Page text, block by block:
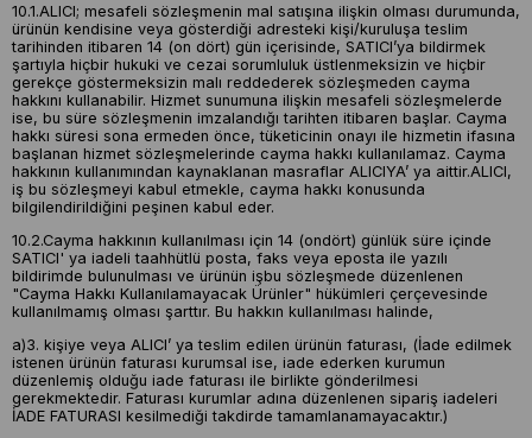
10.1.ALICI; mesafeli sözleşmenin mal satışına ilişkin olması durumunda,
ürünün kendisine veya gösterdiği adresteki kişi/kuruluşa teslim
tarihinden itibaren 14 (on dört) gün içerisinde, SATICI’ya bildirmek
şartıyla hiçbir hukuki ve cezai sorumluluk üstlenmeksizin ve hiçbir
gerekçe göstermeksizin malı reddederek sözleşmeden cayma
hakkını kullanabilir. Hizmet sunumuna ilişkin mesafeli sözleşmelerde
ise, bu süre sözleşmenin imzalandığı tarihten itibaren başlar. Cayma
hakkı süresi sona ermeden önce, tüketicinin onayı ile hizmetin ifasına
başlanan hizmet sözleşmelerinde cayma hakkı kullanılamaz. Cayma
hakkının kullanımından kaynaklanan masraflar ALICIYA’ ya aittir.ALICI,
iş bu sözleşmeyi kabul etmekle, cayma hakkı konusunda
bilgilendirildiğini peşinen kabul eder.
10.2.Cayma hakkının kullanılması için 14 (ondört) günlük süre içinde
SATICI' ya iadeli taahhütlü posta, faks veya eposta ile yazılı
bildirimde bulunulması ve ürünün işbu sözleşmede düzenlenen
"Cayma Hakkı Kullanılamayacak Ürünler" hükümleri çerçevesinde
kullanılmamış olması şarttır. Bu hakkın kullanılması halinde,
a)3. kişiye veya ALICI’ ya teslim edilen ürünün faturası, (İade edilmek
istenen ürünün faturası kurumsal ise, iade ederken kurumun
düzenlemiş olduğu iade faturası ile birlikte gönderilmesi
gerekmektedir. Faturası kurumlar adına düzenlenen sipariş iadeleri
İADE FATURASI kesilmediği takdirde tamamlanamayacaktır.)